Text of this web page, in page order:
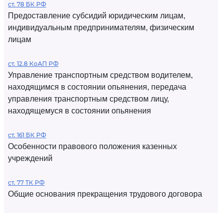
ст. 78 БК РФ
Предоставление субсидий юридическим лицам,
индивидуальным предпринимателям, физическим
лицам
ст. 12.8 КоАП РФ
Управление транспортным средством водителем,
находящимся в состоянии опьянения, передача
управления транспортным средством лицу,
находящемуся в состоянии опьянения
ст. 161 БК РФ
Особенности правового положения казенных
учреждений
ст. 77 ТК РФ
Общие основания прекращения трудового договора